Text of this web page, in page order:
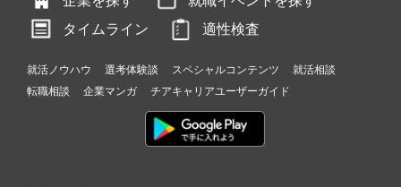
タイムライン
適性検査
就活ノウハウ 選考体験談 スペシャルコンテンツ
就活相談
転職相談
企業マンガ チアキャリアユーザーガイド